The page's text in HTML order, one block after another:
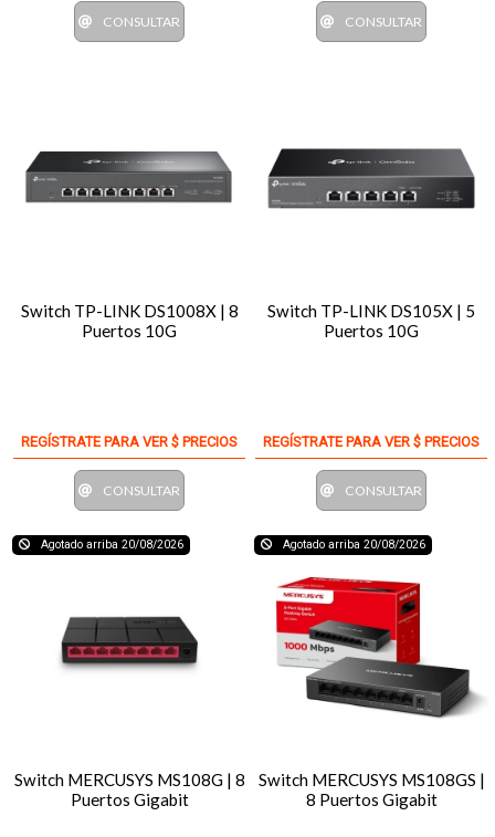
CONSULTAR CONSULTAR
Switch TP-LINK DS1008X | 8
Puertos 10G
REGÍSTRATE PARA VER $ PRECIOS
CONSULTAR
Switch TP-LINK DS105X | 5
Puertos 10G
REGÍSTRATE PARA VER $ PRECIOS
CONSULTAR
Agotado arriba 20/08/2026
Switch MERCUSYS MS108G | 8
Puertos Gigabit
Agotado arriba 20/08/2026
Switch MERCUSYS MS108GS |
8 Puertos Gigabit